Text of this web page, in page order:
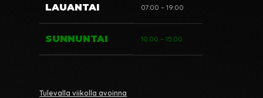
LAUANTAI 07:00 – 19:00
SUNNUNTAI 10:00 – 15:00
Tulevalla viikolla avoinna